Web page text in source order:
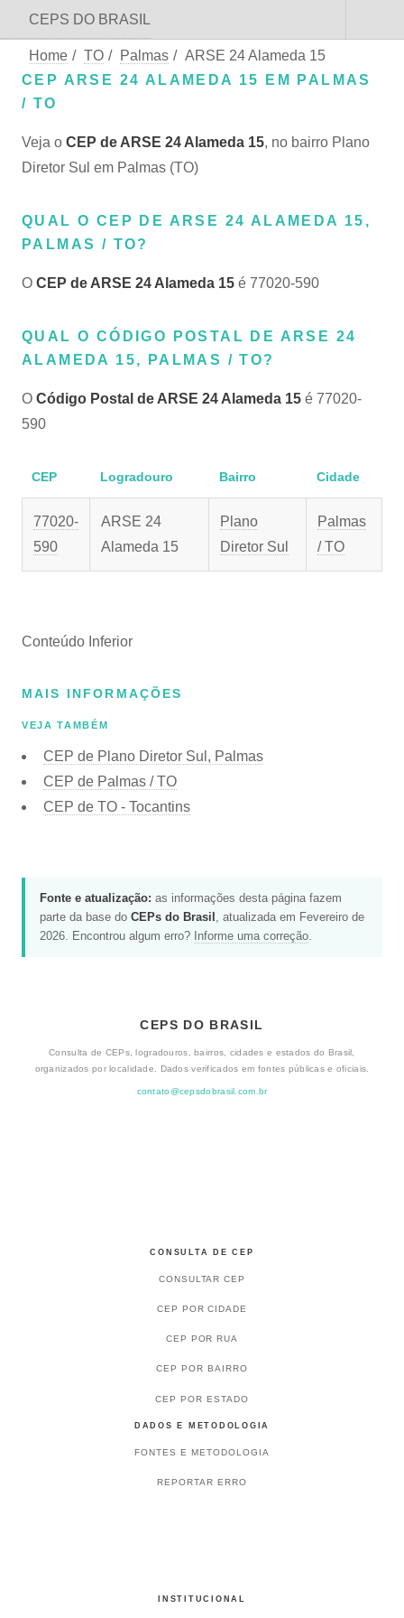
CEPS DO BRASIL
Home / TO / Palmas / ARSE 24 Alameda 15
CEP ARSE 24 ALAMEDA 15 EM PALMAS
/ TO
Veja o CEP de ARSE 24 Alameda 15, no bairro Plano
Diretor Sul em Palmas (TO)
QUAL O CEP DE ARSE 24 ALAMEDA 15,
PALMAS / TO?
O CEP de ARSE 24 Alameda 15 é 77020-590
QUAL O CÓDIGO POSTAL DE ARSE 24
ALAMEDA 15, PALMAS / TO?
O Código Postal de ARSE 24 Alameda 15 é 77020-
590
CEP Logradouro Bairro Cidade
77020-
590
ARSE 24
Alameda 15
Plano
Diretor Sul
Palmas
/ TO
Conteúdo Inferior
MAIS INFORMAÇÕES
VEJA TAMBÉM
CEP de Plano Diretor Sul, Palmas
CEP de Palmas / TO
CEP de TO - Tocantins
Fonte e atualização: as informações desta página fazem
parte da base do CEPs do Brasil , atualizada em Fevereiro de
2026. Encontrou algum erro? Informe uma correção.
CEPS DO BRASIL
Consulta de CEPs, logradouros, bairros, cidades e estados do Brasil,
organizados por localidade. Dados verificados em fontes públicas e oficiais.
contato@cepsdobrasil.com.br
CONSULTA DE CEP
CONSULTAR CEP
CEP POR CIDADE
CEP POR RUA
CEP POR BAIRRO
CEP POR ESTADO
DADOS E METODOLOGIA
FONTES E METODOLOGIA
REPORTAR ERRO
INSTITUCIONAL